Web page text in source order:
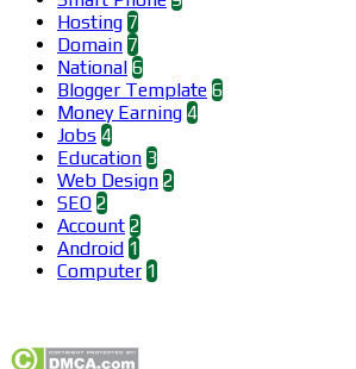
Hosting 7
Domain 7
National 6
Blogger Template 6
Money Earning 4
Jobs 4
Education 3
Web Design 2
SEO 2
Account 2
Android 1
Computer 1